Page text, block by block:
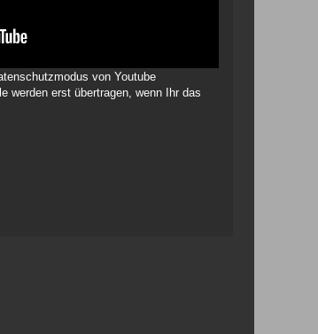
von Youtube
werden erst übertragen, wenn Ihr das